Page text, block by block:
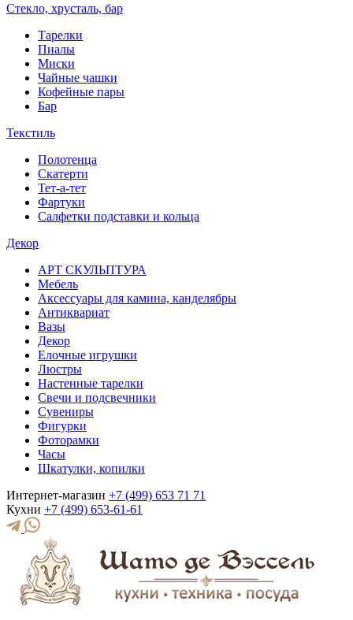
Стекло, хрусталь, бар
Тарелки
Пиалы
Миски
Чайные чашки
Кофейные пары
Бар
Текстиль
Полотенца
Скатерти
Тет-а-тет
Фартуки
Салфетки подставки и кольца
Декор
АРТ СКУЛЬПТУРА
Мебель
Аксессуары для камина, канделябры
Антиквариат
Вазы
Декор
Елочные игрушки
Люстры
Настенные тарелки
Свечи и подсвечники
Сувениры
Фигурки
Фоторамки
Часы
Шкатулки, копилки
Интернет-магазин +7 (499) 653 71 71
Кухни +7 (499) 653-61-61